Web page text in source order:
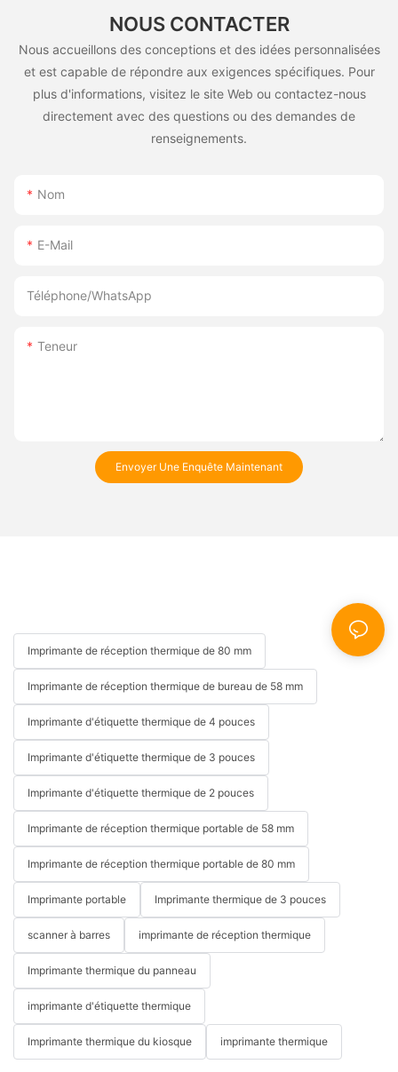
NOUS CONTACTER
Nous accueillons des conceptions et des idées personnalisées
et est capable de répondre aux exigences spécifiques. Pour
plus d'informations, visitez le site Web ou contactez-nous
directement avec des questions ou des demandes de
renseignements.
Nom
E-Mail
Téléphone/WhatsApp
Teneur
Envoyer Une Enquête Maintenant
Imprimante de réception thermique de 80 mm
Imprimante de réception thermique de bureau de 58 mm
Imprimante d'étiquette thermique de 4 pouces
Imprimante d'étiquette thermique de 3 pouces
Imprimante d'étiquette thermique de 2 pouces
Imprimante de réception thermique portable de 58 mm
Imprimante de réception thermique portable de 80 mm
Imprimante portable Imprimante thermique de 3 pouces
scanner à barres imprimante de réception thermique
Imprimante thermique du panneau
imprimante d'étiquette thermique
Imprimante thermique du kiosque imprimante thermique